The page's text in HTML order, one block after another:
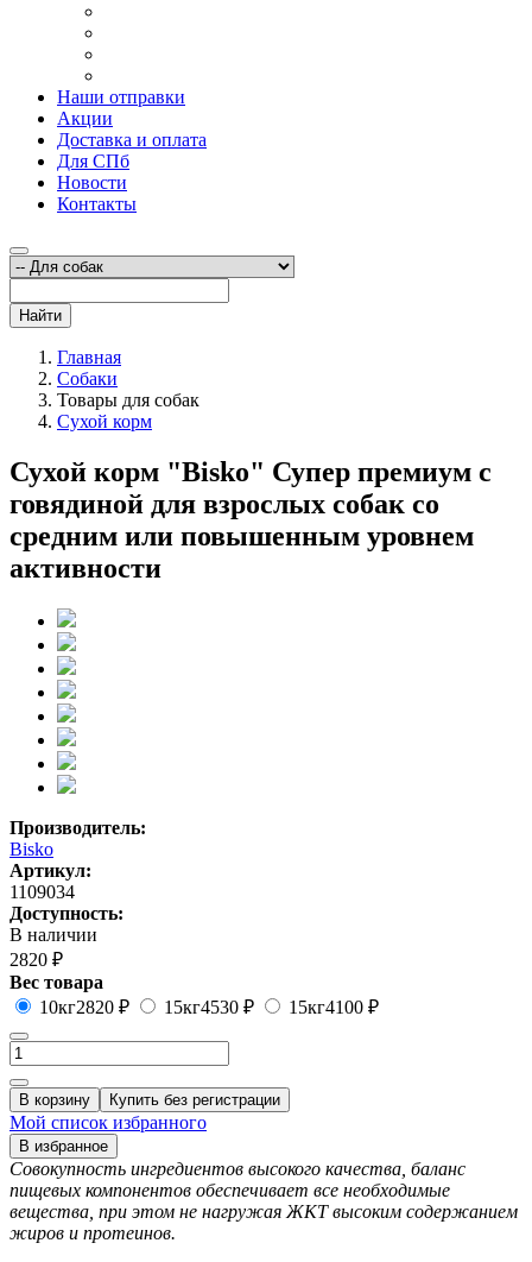
Наши отправки
Акции
Доставка и оплата
Для СПб
Новости
Контакты
Найти
Главная
Собаки
Товары для собак
Сухой корм
Сухой корм "Bisko" Супер премиум с
говядиной для взрослых собак со
средним или повышенным уровнем
активности
Производитель:
Bisko
Артикул:
1109034
Доступность:
В наличии
2820 ₽
Вес товара
10кг2820 ₽ 15кг4530 ₽ 15кг4100 ₽
В корзину Купить без регистрации
Мой список избранного
В избранное
Совокупность ингредиентов высокого качества, баланс
пищевых компонентов обеспечивает все необходимые
вещества, при этом не нагружая ЖКТ высоким содержанием
жиров и протеинов.